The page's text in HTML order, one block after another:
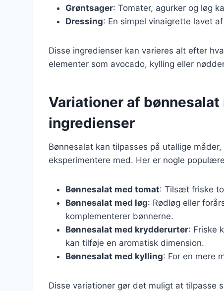
Grøntsager: Tomater, agurker og løg
Dressing: En simpel vinaigrette lavet
Disse ingredienser kan varieres alt efter
elementer som avocado, kylling eller
Variationer af
ingredienser
Bønnesalat kan tilpasses på utallige
eksperimentere med. Her er nogle
Bønnesalat med tomat: Tilsæt friske
Bønnesalat med løg: Rødløg eller
komplementerer bønnerne.
Bønnesalat med krydderurter: Friske
kan tilføje en aromatisk dimension.
Bønnesalat med kylling: For en mere
Disse variationer gør det muligt at tilpasse